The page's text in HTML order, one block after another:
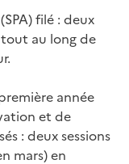
filé : deux
au long de
année
et de
: deux sessions
mars) en